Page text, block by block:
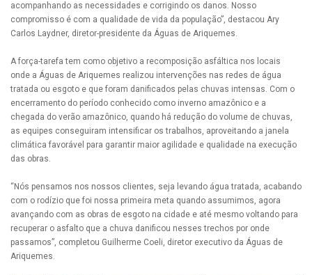
acompanhando as necessidades e corrigindo os danos. Nosso
compromisso é com a qualidade de vida da população”, destacou Ary
Carlos Laydner, diretor-presidente da Águas de Ariquemes.
A força-tarefa tem como objetivo a recomposição asfáltica nos locais
onde a Águas de Ariquemes realizou intervenções nas redes de água
tratada ou esgoto e que foram danificados pelas chuvas intensas. Com o
encerramento do período conhecido como inverno amazônico e a
chegada do verão amazônico, quando há redução do volume de chuvas,
as equipes conseguiram intensificar os trabalhos, aproveitando a janela
climática favorável para garantir maior agilidade e qualidade na execução
das obras.
“Nós pensamos nos nossos clientes, seja levando água tratada, acabando
com o rodízio que foi nossa primeira meta quando assumimos, agora
avançando com as obras de esgoto na cidade e até mesmo voltando para
recuperar o asfalto que a chuva danificou nesses trechos por onde
passamos”, completou Guilherme Coeli, diretor executivo da Águas de
Ariquemes.